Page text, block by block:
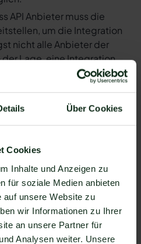
Über Cookies
Cookies
Inhalte und Anzeigen zu
für soziale Medien anbieten
auf unsere Website zu
wir Informationen zu Ihrer
an unsere Partner für
Analysen weiter. Unsere
API Anbieter muss die
um die Integration
nicht alle Anbieter der
der Lage, eine Integration
zu ermöglichen. Mit
der Zapier Integration
die Sie mit
Darunter ist
!
der Integration je nach
API Schnittstelle
allgemein gültige
im Folgenden, wie die
von Workiom und
von